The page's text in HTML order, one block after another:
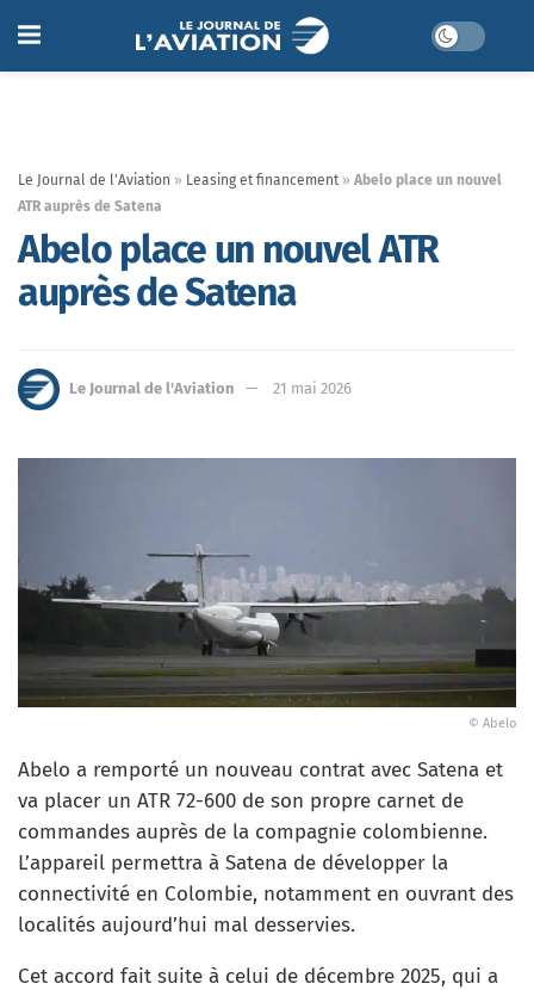
Le Journal de l'Aviation » Leasing et financement » Abelo place un nouvel
ATR auprès de Satena
Abelo place un nouvel ATR
auprès de Satena
Le Journal de l'Aviation 21 mai 2026
© Abelo
Abelo a remporté un nouveau contrat avec Satena et
va placer un ATR 72-600 de son propre carnet de
commandes auprès de la compagnie colombienne.
L’appareil permettra à Satena de développer la
connectivité en Colombie, notamment en ouvrant des
localités aujourd’hui mal desservies.
Cet accord fait suite à celui de décembre 2025, qui a